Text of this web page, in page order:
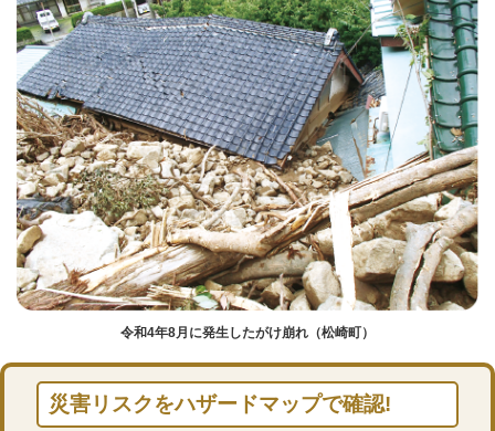
令和4年8月に発生したがけ崩れ（松崎町）
災害リスクをハザードマップで確認!